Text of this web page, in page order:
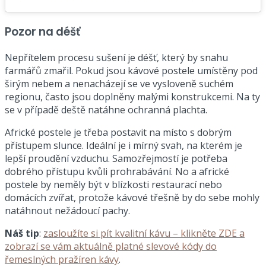
Pozor na déšť
Nepřítelem procesu sušení je déšť, který by snahu
farmářů zmařil. Pokud jsou kávové postele umístěny pod
širým nebem a nenacházejí se ve vysloveně suchém
regionu, často jsou doplněny malými konstrukcemi. Na ty
se v případě deště natáhne ochranná plachta.
Africké postele je třeba postavit na místo s dobrým
přístupem slunce. Ideální je i mírný svah, na kterém je
lepší proudění vzduchu. Samozřejmostí je potřeba
dobrého přístupu kvůli prohrabávání. No a africké
postele by neměly být v blízkosti restaurací nebo
domácích zvířat, protože kávové třešně by do sebe mohly
natáhnout nežádoucí pachy.
Náš tip: zasloužíte si pít kvalitní kávu – klikněte ZDE a
zobrazí se vám aktuálně platné slevové kódy do
řemeslných pražíren kávy.